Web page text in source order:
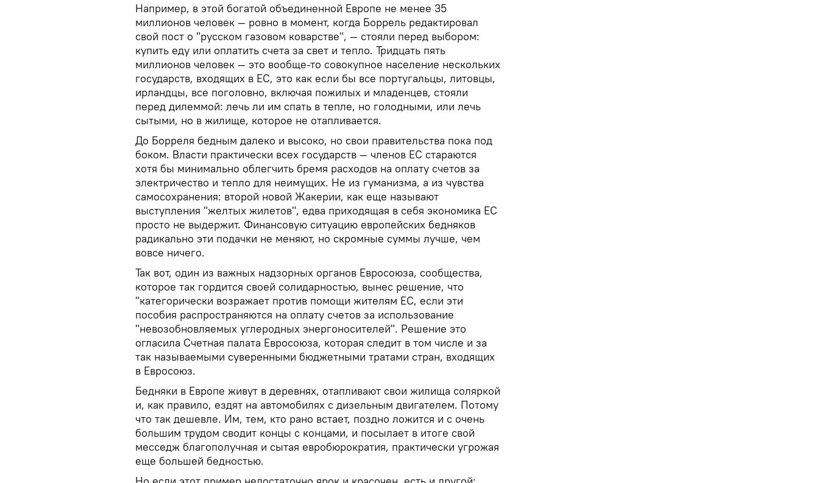
Например, в этой богатой объединенной Европе не менее 35
миллионов человек — ровно в момент, когда Боррель редактировал
свой пост о "русском газовом коварстве", — стояли перед выбором:
купить еду или оплатить счета за свет и тепло. Тридцать пять
миллионов человек — это вообще-то совокупное население нескольких
государств, входящих в ЕС, это как если бы все португальцы, литовцы,
ирландцы, все поголовно, включая пожилых и младенцев, стояли
перед дилеммой: лечь ли им спать в тепле, но голодными, или лечь
сытыми, но в жилище, которое не отапливается.
До Борреля бедным далеко и высоко, но свои правительства пока под
боком. Власти практически всех государств — членов ЕС стараются
хотя бы минимально облегчить бремя расходов на оплату счетов за
электричество и тепло для неимущих. Не из гуманизма, а из чувства
самосохранения: второй новой Жакерии, как еще называют
выступления "желтых жилетов", едва приходящая в себя экономика ЕС
просто не выдержит. Финансовую ситуацию европейских бедняков
радикально эти подачки не меняют, но скромные суммы лучше, чем
вовсе ничего.
Так вот, один из важных надзорных органов Евросоюза, сообщества,
которое так гордится своей солидарностью, вынес решение, что
"категорически возражает против помощи жителям ЕС, если эти
пособия распространяются на оплату счетов за использование
"невозобновляемых углеродных энергоносителей". Решение это
огласила Счетная палата Евросоюза, которая следит в том числе и за
так называемыми суверенными бюджетными тратами стран, входящих
в Евросоюз.
Бедняки в Европе живут в деревнях, отапливают свои жилища соляркой
и, как правило, ездят на автомобилях с дизельным двигателем. Потому
что так дешевле. Им, тем, кто рано встает, поздно ложится и с очень
большим трудом сводит концы с концами, и посылает в итоге свой
месседж благополучная и сытая евробюрократия, практически угрожая
еще большей бедностью.